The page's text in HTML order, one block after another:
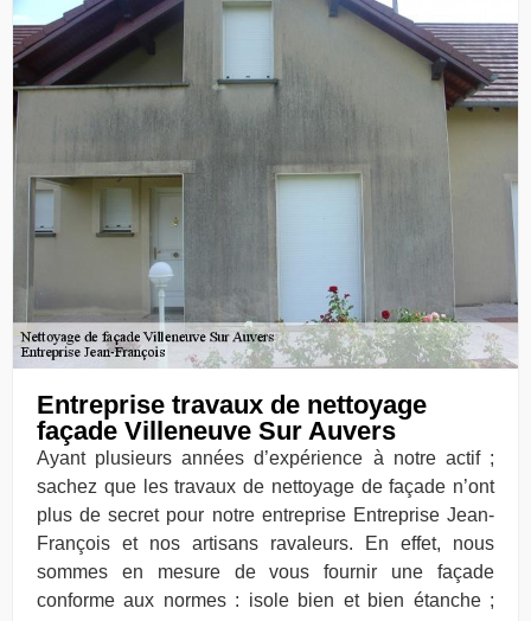
Entreprise travaux de nettoyage
façade Villeneuve Sur Auvers
Ayant plusieurs années d’expérience à notre actif ;
sachez que les travaux de nettoyage de façade n’ont
plus de secret pour notre entreprise Entreprise Jean-
François et nos artisans ravaleurs. En effet, nous
sommes en mesure de vous fournir une façade
conforme aux normes : isole bien et bien étanche ;